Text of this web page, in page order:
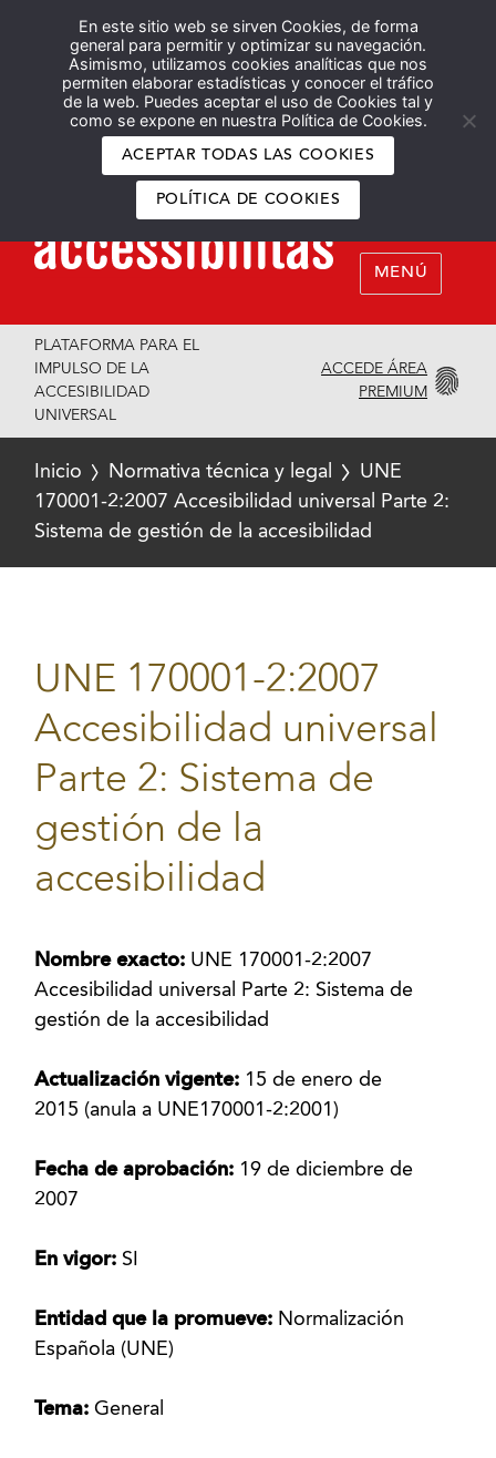
En este sitio web se sirven Cookies, de forma
general para permitir y optimizar su navegación.
Asimismo, utilizamos cookies analíticas que nos
permiten elaborar estadísticas y conocer el tráfico
de la web. Puedes aceptar el uso de Cookies tal y
como se expone en nuestra Política de Cookies.
ACEPTAR TODAS LAS COOKIES
POLÍTICA DE COOKIES
Español English
MENÚ
PLATAFORMA PARA EL
IMPULSO DE LA
ACCESIBILIDAD
UNIVERSAL
ACCEDE ÁREA
PREMIUM
Inicio Normativa técnica y legal
UNE
170001-2:2007 Accesibilidad universal Parte 2:
Sistema de gestión de la accesibilidad
UNE 170001-2:2007
Accesibilidad universal
Parte 2: Sistema de
gestión de la
accesibilidad
Nombre exacto: UNE 170001-2:2007
Accesibilidad universal Parte 2: Sistema de
gestión de la accesibilidad
Actualización vigente: 15 de enero de
2015 (anula a UNE170001-2:2001)
Fecha de aprobación: 19 de diciembre de
2007
En vigor: SI
Entidad que la promueve: Normalización
Española (UNE)
Tema:General